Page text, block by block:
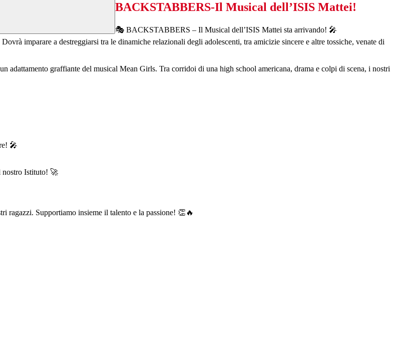
BACKSTABBERS-Il Musical dell’ISIS Mattei!
🎭 BACKSTABBERS – Il Musical dell’ISIS Mattei sta arrivando! 🎤
imparare a destreggiarsi tra le dinamiche relazionali degli adolescenti, tra amicizie sincere e altre tossiche, venate di
adattamento graffiante del musical Mean Girls. Tra corridoi di una high school americana, drama e colpi di scena, i nostri
🎤
nostro Istituto! 🚀
ragazzi. Supportiamo insieme il talento e la passione! 👏🔥